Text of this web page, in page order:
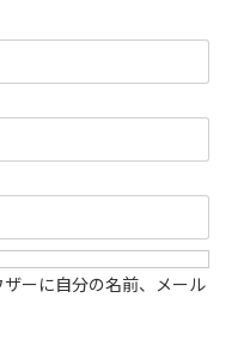
ーに自分の名前、メール